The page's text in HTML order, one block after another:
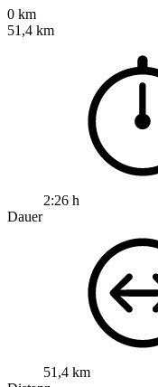
0 km
51,4 km
2:26 h
Dauer
51,4 km